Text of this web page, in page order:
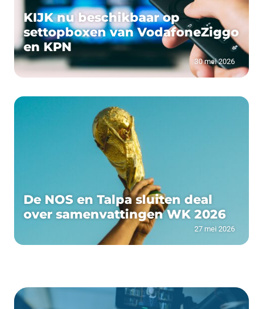
KIJK nu beschikbaar op
settopboxen van VodafoneZiggo
en KPN
30 mei 2026
De NOS en Talpa sluiten deal
over samenvattingen WK 2026
27 mei 2026